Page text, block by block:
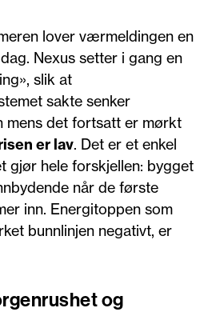
lover værmeldingen en
Nexus setter i gang en
slik at
sakte senker
mens det fortsatt er mørkt
er lav. Det er et enkel
gjør hele forskjellen: bygget
når de første
inn. Energitoppen som
bunnlinjen negativt, er
og